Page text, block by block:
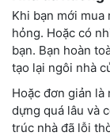
Khi bạn mới mua
hỏng. Hoặc có
bạn. Bạn hoàn
tạo lại ngôi nhà
Hoặc đơn giản là
dựng quá lâu và
trúc nhà đã lỗi